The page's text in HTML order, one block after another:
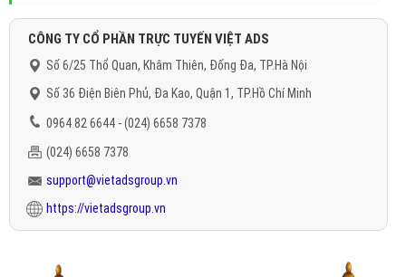
CÔNG TY CỔ PHẦN TRỰC TUYẾN VIỆT ADS
Số 6/25 Thổ Quan, Khâm Thiên, Đống Đa, TP.Hà Nội
Số 36 Điện Biên Phủ, Đa Kao, Quận 1, TP.Hồ Chí Minh
0964 82 6644 - (024) 6658 7378
(024) 6658 7378
support@vietadsgroup.vn
https://vietadsgroup.vn